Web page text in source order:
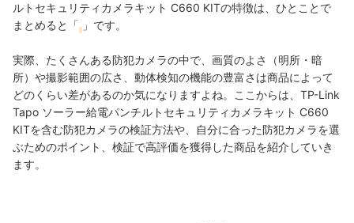
ルトセキュリティカメラキット C660 KITの特徴は、ひとことで
まとめると「 」です。
実際、たくさんある防犯カメラの中で、画質のよさ（明所・暗
所）や撮影範囲の広さ、動体検知の機能の豊富さは商品によって
どのくらい差があるのか気になりますよね。ここからは、TP-Link
Tapo ソーラー給電パンチルトセキュリティカメラキット C660
KITを含む防犯カメラの検証方法や、自分に合った防犯カメラを選
ぶためのポイント、検証で高評価を獲得した商品を紹介していき
ます。